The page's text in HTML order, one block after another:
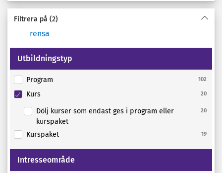
Filtrera på (2)
rensa
Utbildningstyp
Program 102
Kurs 20
Dölj kurser som endast ges i program eller
kurspaket
20
Kurspaket 19
Intresseområde